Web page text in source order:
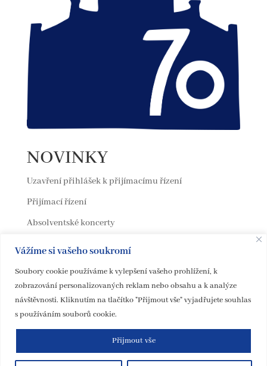
Vážíme si vašeho soukromí
Soubory cookie používáme k vylepšení vašeho prohlížení, k
zobrazování personalizovaných reklam nebo obsahu a k analýze
návštěvnosti. Kliknutím na tlačítko "Přijmout vše" vyjadřujete souhlas
s používáním souborů cookie.
Přijmout vše
NOVINKY
Uzavření přihlášek k přijímacímu řízení
Přijímací řízení
Absolventské koncerty
Design B / ZUŠ Černošice / Prohlášení o přístupnosti webových
stránek / Autorka loga: Eliška Cejnarová / Ilustrace: Michaela